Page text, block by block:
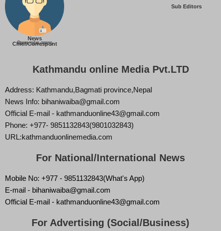
News
Chief/Correspont
बिज्ञान वाईबा (ममता)
Sub Editors
Kathmandu online Media Pvt.LTD
Address: Kathmandu,Bagmati province,Nepal
News Info: bihaniwaiba@gmail.com
Official E-mail - kathmanduonline43@gmail.com
Phone: +977- 9851132843(9801032843)
URL:kathmanduonlinemedia.com
For National/International News
Mobile No: +977 - 9851132843(What's App)
E-mail - bihaniwaiba@gmail.com
Official E-mail - kathmanduonline43@gmail.com
For Advertising (Social/Business)